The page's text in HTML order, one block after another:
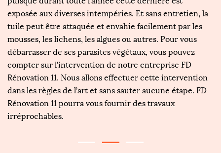
exposée aux diverses intempéries. Et sans entretien, la
tuile peut être attaquée et envahie facilement par les
mousses, les lichens, les algues ou autres. Pour vous
débarrasser de ses parasites végétaux, vous pouvez
compter sur l’intervention de notre entreprise FD
Rénovation 11. Nous allons effectuer cette intervention
dans les règles de l’art et sans sauter aucune étape. FD
Rénovation 11 pourra vous fournir des travaux
irréprochables.